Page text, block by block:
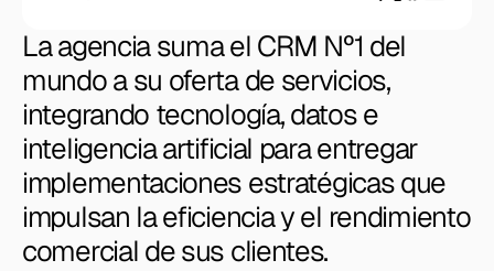
La agencia suma el CRM Nº1 del
mundo a su oferta de servicios,
integrando tecnología, datos e
inteligencia artificial para entregar
implementaciones estratégicas que
impulsan la eficiencia y el rendimiento
comercial de sus clientes.